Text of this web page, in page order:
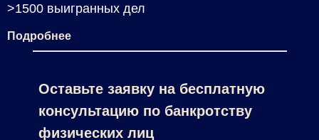
>1500 выигранных дел
Подробнее
Оставьте заявку на бесплатную
консультацию по банкротству
физических лиц